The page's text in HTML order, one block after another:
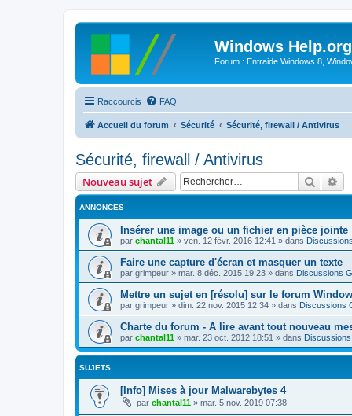
Windows Help.org
Forum : Entraide Windows 8,
Raccourcis FAQ
Accueil du forum Sécurité Sécurité, firewall / Antivirus
Sécurité, firewall / Antivirus
Nouveau sujet
ANNONCES
Insérer une image ou un fichier en pièce jointe
par chantal11 » ven. 12 févr. 2016 12:41 » dans
Faire une capture d'écran et masquer un texte
par grimpeur » mar. 8 déc. 2015 19:23 » dans Discussions
Mettre un sujet en [résolu] sur le forum
par grimpeur » dim. 22 nov. 2015 12:34 » dans Discussions
Charte du forum - A lire avant tout nouveau
par chantal11 » mar. 23 oct. 2012 18:51 » dans
SUJETS
[Info] Mises à jour Malwarebytes 4
par chantal11 » mar. 5 nov. 2019 07:38